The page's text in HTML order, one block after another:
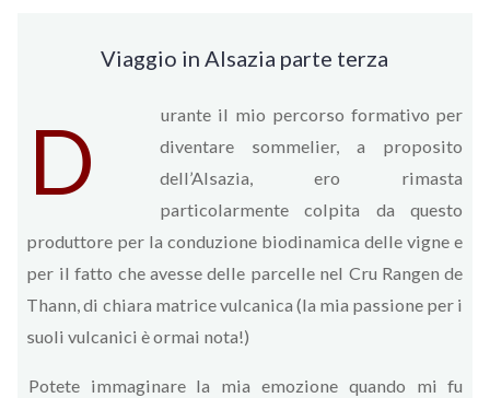
Viaggio in Alsazia parte terza
D
urante il mio percorso formativo per
diventare sommelier, a proposito
dell’Alsazia, ero rimasta
particolarmente colpita da questo
produttore per la conduzione biodinamica delle vigne e
per il fatto che avesse delle parcelle nel Cru Rangen de
Thann, di chiara matrice vulcanica (la mia passione per i
suoli vulcanici è ormai nota!)
Potete immaginare la mia emozione quando mi fu